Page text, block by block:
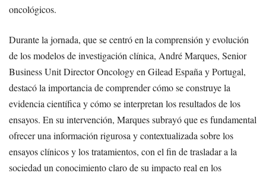
oncológicos.
Durante la jornada, que se centró en la comprensión y evolución
de los modelos de investigación clínica, André Marques, Senior
Business Unit Director Oncology en Gilead España y Portugal,
destacó la importancia de comprender cómo se construye la
evidencia científica y cómo se interpretan los resultados de los
ensayos. En su intervención, Marques subrayó que es fundamental
ofrecer una información rigurosa y contextualizada sobre los
ensayos clínicos y los tratamientos, con el fin de trasladar a la
sociedad un conocimiento claro de su impacto real en los